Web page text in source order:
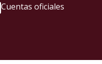
Cuentas oficiales